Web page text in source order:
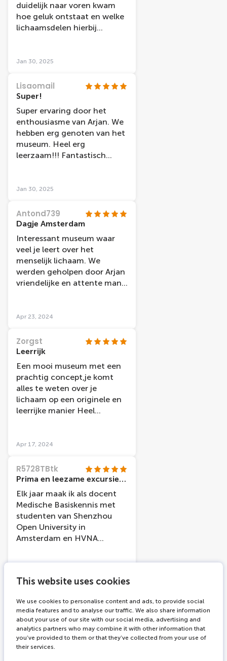
This website uses cookies
We use cookies to personalise content and ads, to provide social
media features and to analyse our traffic. We also share information
about your use of our site with our social media, advertising and
analytics partners who may combine it with other information that
you’ve provided to them or that they’ve collected from your use of
their services.
duidelijk naar voren kwam
hoe geluk ontstaat en welke
lichaamsdelen hierbij
moment 1 heel vriendelijk en
ons aan de deur begroette
en ons helemaal wegwijs
maakte in de wereld van
BodyWorlds! Heel erg
bedankt Arjan!
Jan 30, 2025
Lisaomail
Super!
Super ervaring door het
enthousiasme van Arjan. We
hebben erg genoten van het
museum. Heel erg
leerzaam!!! Fantastisch
Jan 30, 2025
Antond739
Dagje Amsterdam
Interessant museum waar
veel je leert over het
menselijk lichaam. We
werden geholpen door Arjan
vriendelijke en attente man.
Apr 23, 2024
Zorgst
Leerrijk
Een mooi museum met een
prachtig concept,je komt
alles te weten over je
lichaam op een originele en
leerrijke manier Heel
Apr 17, 2024
R5728TBtk
Prima en leezame excursie voor aanstaande therapeuten
Elk jaar maak ik als docent
Medische Basiskennis met
studenten van Shenzhou
Open University in
Amsterdam en HVNA
excursie naar Body Worlds.
reservering was gemakkelijk
vriendelijk en behulpzaam te
woord gestaan door
medewerker Arjen. De
plastinaten zijn niet alleen
kunstzinnig, maar voor mijn
Interessant!
Super interessante tour
gehad. Samen met mijn
meiden ( 13 en 9 jaar). Een